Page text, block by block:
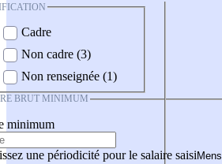
Cadre
Non cadre (3)
Non renseignée (1)
BRUT MINIMUM
minimum
une périodicité pour le salaire saisi